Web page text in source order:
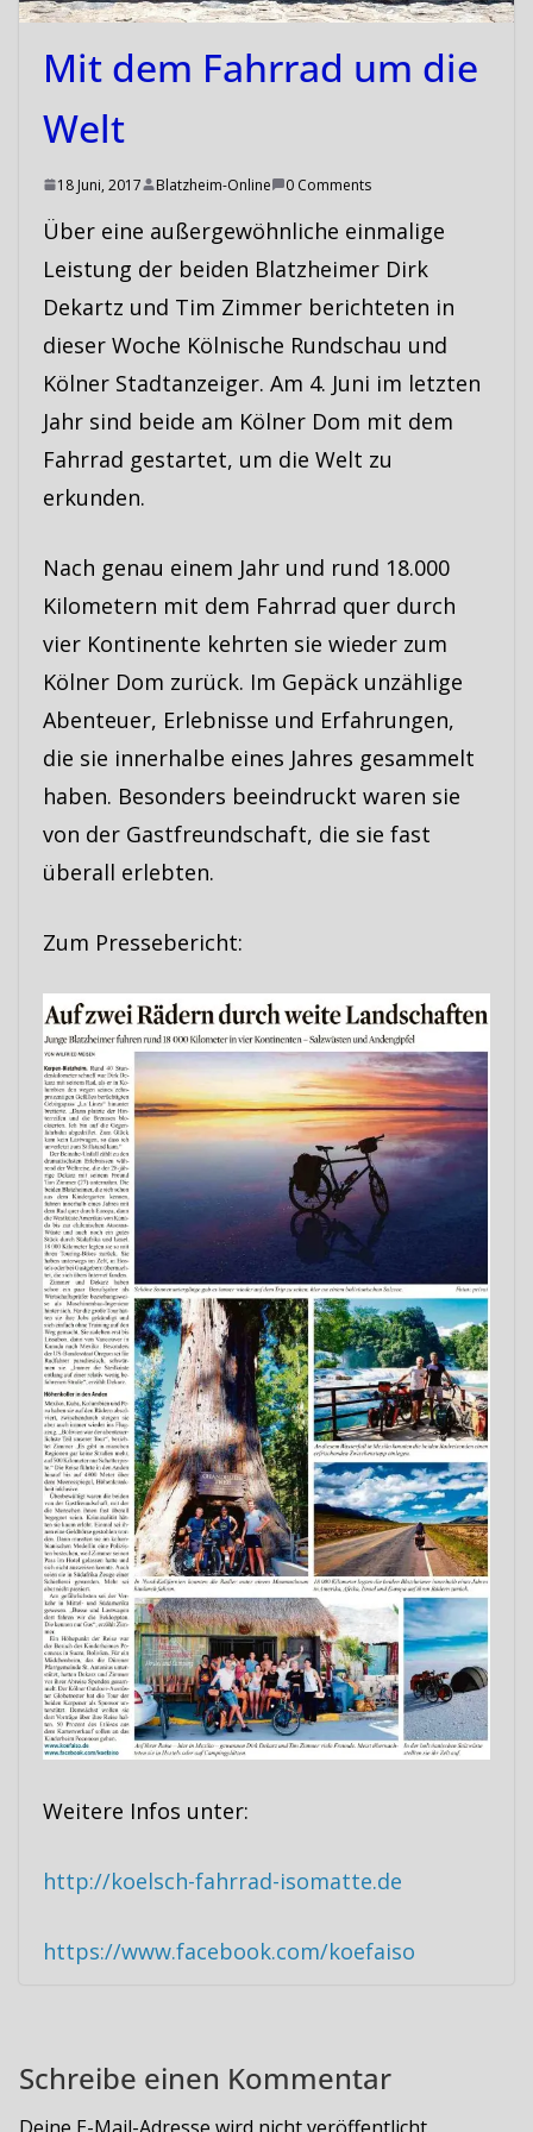
Mit dem Fahrrad um die
Welt
18 Juni, 2017 Blatzheim-Online 0 Comments
Über eine außergewöhnliche einmalige
Leistung der beiden Blatzheimer Dirk
Dekartz und Tim Zimmer berichteten in
dieser Woche Kölnische Rundschau und
Kölner Stadtanzeiger. Am 4. Juni im letzten
Jahr sind beide am Kölner Dom mit dem
Fahrrad gestartet, um die Welt zu
erkunden.
Nach genau einem Jahr und rund 18.000
Kilometern mit dem Fahrrad quer durch
vier Kontinente kehrten sie wieder zum
Kölner Dom zurück. Im Gepäck unzählige
Abenteuer, Erlebnisse und Erfahrungen,
die sie innerhalbe eines Jahres gesammelt
haben. Besonders beeindruckt waren sie
von der Gastfreundschaft, die sie fast
überall erlebten.
Zum Pressebericht:
Weitere Infos unter:
http://koelsch-fahrrad-isomatte.de
https://www.facebook.com/koefaiso
Schreibe einen Kommentar